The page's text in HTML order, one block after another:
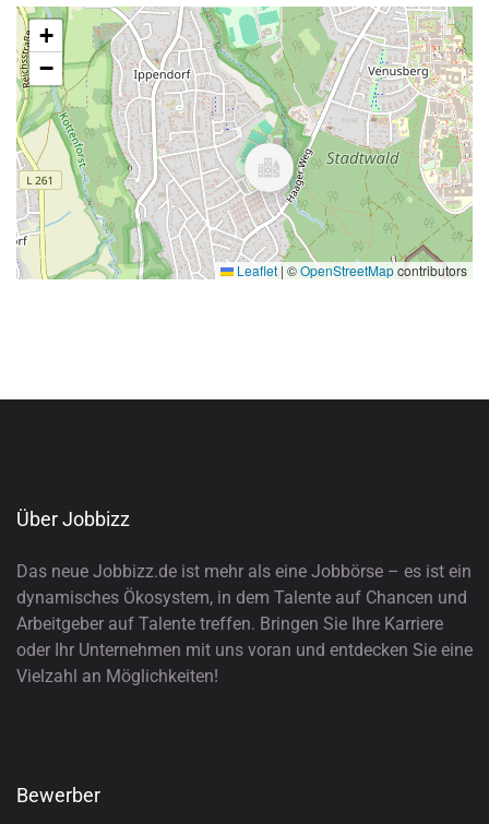
+
−
Leaflet | ©OpenStreetMapcontributors
Über Jobbizz
Das neue Jobbizz.de ist mehr als eine Jobbörse – es ist ein
dynamisches Ökosystem, in dem Talente auf Chancen und
Arbeitgeber auf Talente treffen. Bringen Sie Ihre Karriere
oder Ihr Unternehmen mit uns voran und entdecken Sie eine
Vielzahl an Möglichkeiten!
Bewerber